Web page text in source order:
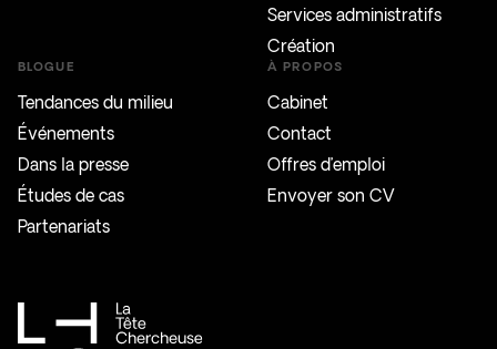
Services administratifs
Création
BLOGUE
Tendances du milieu
Événements
Dans la presse
Études de cas
Partenariats
À PROPOS
Cabinet
Contact
Offres d’emploi
Envoyer son CV